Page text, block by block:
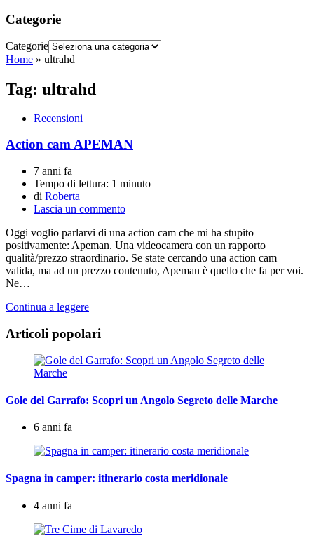
Categorie
Categorie
Home » ultrahd
Tag: ultrahd
Recensioni
Action cam APEMAN
7 anni fa
Tempo di lettura: 1 minuto
di Roberta
Lascia un commento
Oggi voglio parlarvi di una action cam che mi ha stupito
positivamente: Apeman. Una videocamera con un rapporto
qualità/prezzo straordinario. Se state cercando una action cam
valida, ma ad un prezzo contenuto, Apeman è quello che fa per voi.
Ne…
Continua a leggere
Articoli popolari
Gole del Garrafo: Scopri un Angolo Segreto delle Marche
6 anni fa
Spagna in camper: itinerario costa meridionale
4 anni fa